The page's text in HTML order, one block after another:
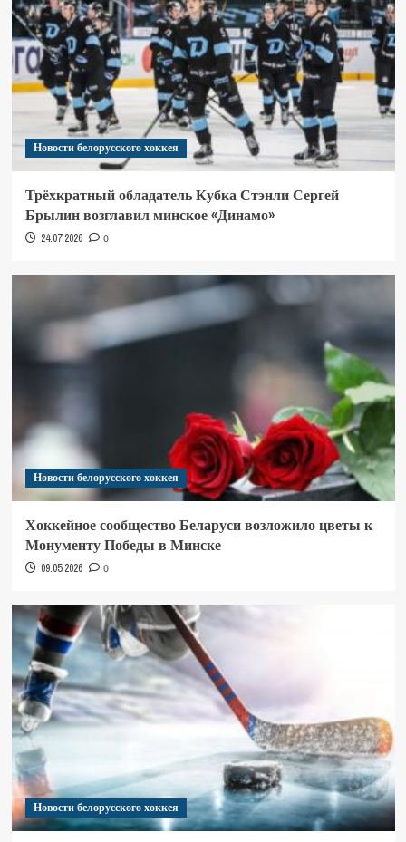
Новости белорусского хоккея
Трёхкратный обладатель Кубка Стэнли Сергей
Брылин возглавил минское «Динамо»
24.07.2026 0
Новости белорусского хоккея
Хоккейное сообщество Беларуси возложило цветы к
Монументу Победы в Минске
09.05.2026 0
Новости белорусского хоккея